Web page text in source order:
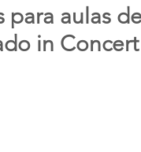
para aulas
in Concert